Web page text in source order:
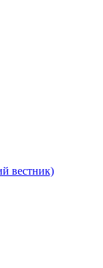
вестник)